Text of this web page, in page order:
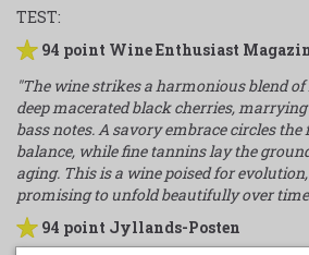
TEST:
94 point Wine Enthusiast
"The wine strikes a harmonious blend
deep macerated black cherries,
bass notes. A savory embrace circles
balance, while fine tannins lay the
aging. This is a wine poised for
promising to unfold beautifully over
94 point Jyllands-Posten